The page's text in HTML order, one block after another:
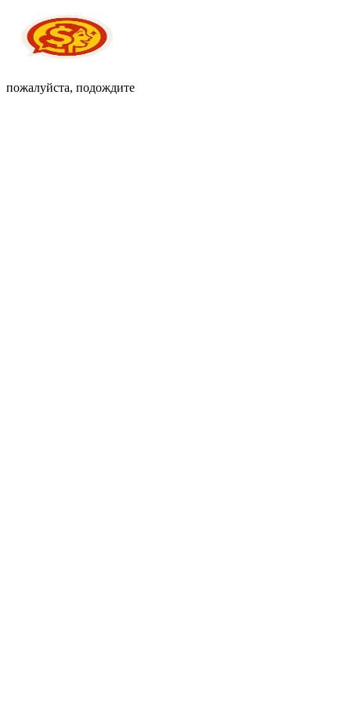
пожалуйста, подождите